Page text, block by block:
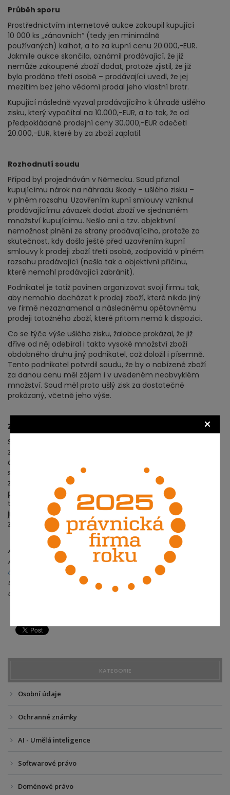
×
Průběh sporu
Prostřednictvím internetové aukce zakoupil kupující
10 000 ks „zánovních“ (tedy jen minimálně
používaných) kalhot, a to za kupní cenu 20.000,-EUR.
Jakmile aukce skončila, oznámil prodávající, že již
nemůže zakoupené zboží dodat, protože zjistil, že již
bylo prodáno třetí osobě – prodávající uvedl, že jej
mezitím bez jeho vědomí prodal jeho vlastní bratr.
Kupující následně vyzval prodávajícího k úhradě ušlého
zisku, který vypočítal na 10.000,-EUR, a to tak, že od
předpokládané prodejní ceny 30.000,-EUR odečetl
20.000,-EUR, které by za zboží zaplatil.
Rozhodnutí soudu
Případ byl projednáván v Německu. Soud přiznal
kupujícímu nárok na náhradu škody – ušlého zisku –
v plném rozsahu. Uzavřením kupní smlouvy vzniknul
prodávajícímu závazek dodat zboží ve sjednaném
množství kupujícímu. Nešlo ani o tzv. objektivní
nemožnost plnění ze strany prodávajícího, protože za
skutečnost, kdy došlo ještě před uzavřením kupní
smlouvy k prodeji zboží třetí osobě, zodpovídá v plném
rozsahu prodávající (nešlo tak o objektivní příčinu,
které nemohl prodávající zabránit).
Podnikatel je totiž povinen organizovat svoji firmu tak,
aby nemohlo docházet k prodeji zboží, které nikdo jiný
ve firmě nezaznamenal a následnému opětovnému
prodeji totožného zboží, které přitom nemá k dispozici.
Co se týče výše ušlého zisku, žalobce prokázal, že již
dříve od něj odebíral i takto vysoké množství zboží
obdobného druhu jiný podnikatel, což doložil i písemně.
Tento podnikatel potvrdil soudu, že by o nabízené zboží
za danou cenu měl zájem i v uvedeném neobvyklém
množství. Soud měl proto ušlý zisk za dostatečně
prokázaný, včetně jeho výše.
Závěr
Shora uvedené závěry německého soudu vycházejí
z právní úpravy, která je obdobná té české. Proto by i
český soud mohl v obdobném případě rozhodnout
stejně. Je zřejmé, že prodávající by neměli brát prodej
zboží prostřednictvím internetových aukcí ale také
prostřednictvím vlastních e-shopů na lehkou váhu, a
to nejen kvůli možnému poškození svého dobrého
jména, ale i kvůli případných nároků na náhradu škody
zejména u těch kupujících, kteří jsou sami podnikateli.
Autor: Mgr. Petr Otevřel,otevrel@lawyer.cz
Autor působí v advokátní kancelářiJansa, Mokrý, Otevřel
& partneři v.o.s. , kde se zabývá zejména smluvní
úpravou v oblasti informačních technologií, autorským a
obchodním právem.
KATEGORIE
Osobní údaje
Ochranné známky
AI - Umělá inteligence
Softwarové právo
Doménové právo